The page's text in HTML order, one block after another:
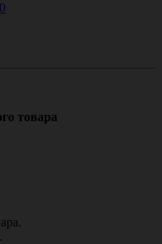
товара